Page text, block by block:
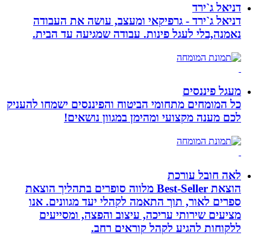
דניאל ג`ירד
דניאל ג`ירד - גרפיקאי ומעצב, עושה את העבודה
נאמנה,בלי לעגל פינות. עבודה שמגיעה עד הבית.
מעגל פיננסים
כל המומחים מתחומי הביטוח והפיננסים ישמחו להעניק
לכם מענה מקצועי ומהימן במגוון נושאים!
לאה חובל עורכת
הוצאת Best-Seller מלווה סופרים בתהליך הוצאת
ספרים לאור, תוך התאמה לקהלי יעד מגוונים. אנו
מציעים שירותי עריכה, עיצוב והפצה, ומסייעים
ללקוחות להגיע לקהל קוראים רחב.